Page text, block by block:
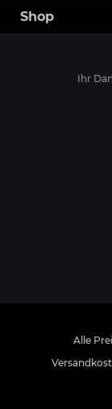
Shop
Ihr
Alle